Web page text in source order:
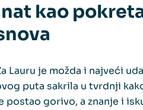
kao
Lauru je možda i najveći
puta sakrila u tvrdnji
postao gorivo, a znanje i